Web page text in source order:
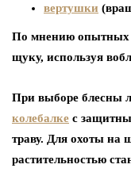
вертушки
По мнению опытных
щуку, используя
При выборе блесны
колебалке с
траву. Для охоты на
растительностью